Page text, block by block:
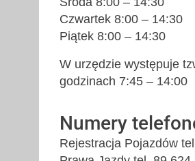
Czwartek 8:00 – 14:30
Piątek 8:00 – 14:30
W urzędzie występuje
godzinach 7:45 – 14:00
Numery
Rejestracja Pojazdów